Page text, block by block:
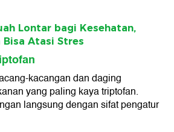
Lontar bagi Kesehatan,
Bisa Atasi Stres
kacangan dan daging
yang paling kaya triptofan.
langsung dengan sifat pengatur